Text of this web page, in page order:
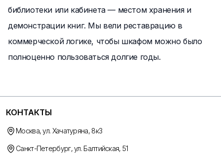
библиотеки или кабинета — местом хранения и
демонстрации книг. Мы вели реставрацию в
коммерческой логике, чтобы шкафом можно было
полноценно пользоваться долгие годы.
КОНТАКТЫ
Москва, ул. Хачатуряна, 8к3
Санкт-Петербург, ул. Балтийская, 51